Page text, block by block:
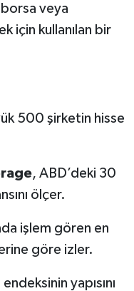
veya
için kullanılan bir
500 şirketin hisse
, ABD’deki 30
ölçer.
işlem gören en
göre izler.
yapısını